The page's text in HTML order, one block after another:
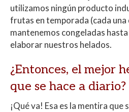
utilizamos ningún producto
frutas en temporada (cada una
mantenemos congeladas
elaborar nuestros helados.
¿Entonces, el mejor
que se hace a diario?
¡Qué va! Esa es la mentira que